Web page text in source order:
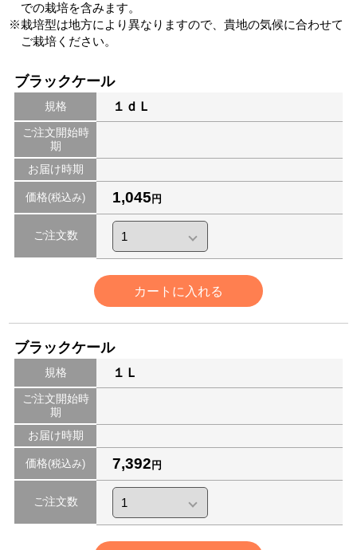
での栽培を含みます。
※栽培型は地方により異なりますので、貴地の気候に合わせて
ご栽培ください。
ブラックケール
規格 １ｄＬ
ご注文開始時
期
お届け時期
価格(税込み) 1,045 円
ご注文数
カートに入れる
ブラックケール
規格 １Ｌ
ご注文開始時
期
お届け時期
価格(税込み) 7,392 円
ご注文数